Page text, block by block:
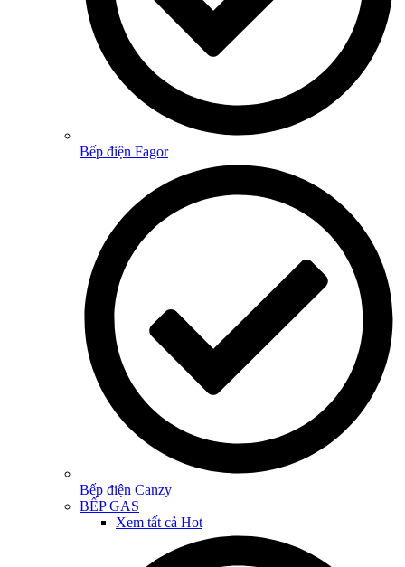
Bếp điện Fagor
Bếp điện Canzy
BẾP GAS
Xem tất cả Hot